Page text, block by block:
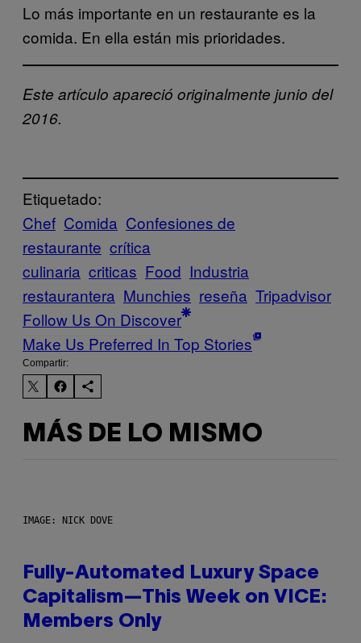
Lo más importante en un restaurante es la
comida. En ella están mis prioridades.
Este artículo apareció originalmente junio del
2016.
Etiquetado:
Chef Comida Confesiones de
restaurante crítica
culinaria criticas Food Industria
restaurantera Munchies reseña Tripadvisor
Follow Us On Discover
Make Us Preferred In Top Stories
Compartir:
MÁS DE LO MISMO
IMAGE: NICK DOVE
Fully-Automated Luxury Space
Capitalism—This Week on VICE:
Members Only